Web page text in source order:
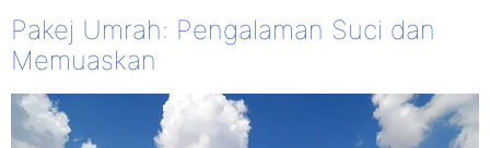
Pakej Umrah: Pengalaman Suci dan
Memuaskan